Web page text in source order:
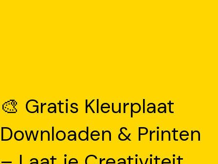
🎨 Gratis Kleurplaat
Downloaden & Printen